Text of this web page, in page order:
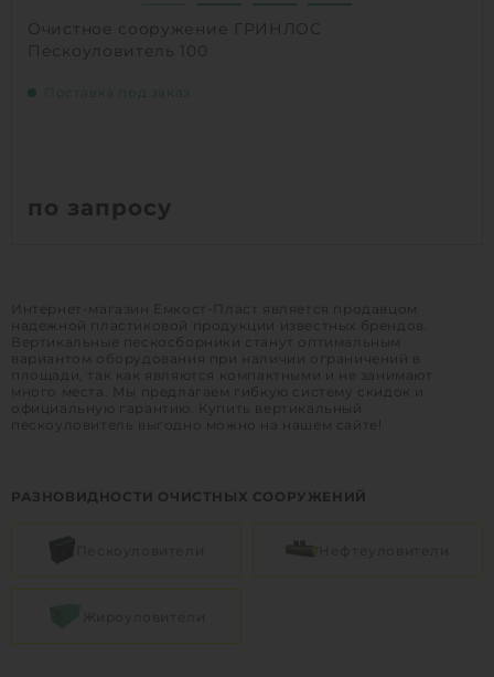
Очистное сооружение ГРИНЛОС
Пескоуловитель 100
Поставка под заказ
по запросу
Интернет-магазин Емкост-Пласт является продавцом
надежной пластиковой продукции известных брендов.
Вертикальные пескосборники станут оптимальным
вариантом оборудования при наличии ограничений в
площади, так как являются компактными и не занимают
много места. Мы предлагаем гибкую систему скидок и
официальную гарантию. Купить вертикальный
пескоуловитель выгодно можно на нашем сайте!
РАЗНОВИДНОСТИ ОЧИСТНЫХ СООРУЖЕНИЙ